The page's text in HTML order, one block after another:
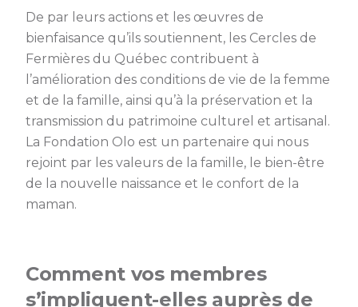
De par leurs actions et les œuvres de
bienfaisance qu’ils soutiennent, les Cercles de
Fermières du Québec contribuent à
l’amélioration des conditions de vie de la femme
et de la famille, ainsi qu’à la préservation et la
transmission du patrimoine culturel et artisanal.
La Fondation Olo est un partenaire qui nous
rejoint par les valeurs de la famille, le bien-être
de la nouvelle naissance et le confort de la
maman.
Comment vos membres
s’impliquent-elles auprès de